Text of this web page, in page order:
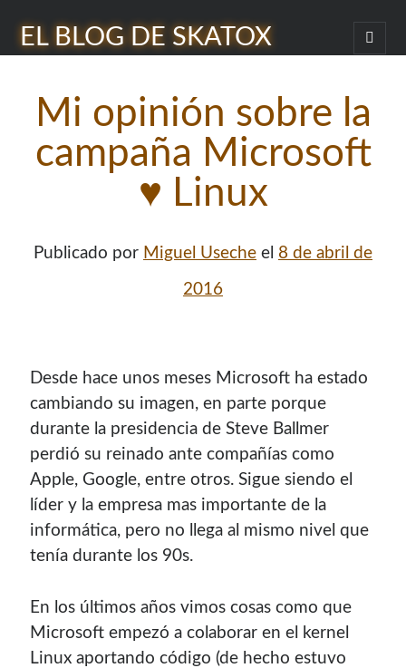
EL BLOG DE SKATOX
abrir
menú
lateral
¡Hola mi nombre es Miguel Useche!
Mi opinión sobre la
campaña Microsoft
♥ Linux
Publicado por Miguel Useche el 8 de abril de
2016
Desde hace unos meses Microsoft ha estado
cambiando su imagen, en parte porque
durante la presidencia de Steve Ballmer
perdió su reinado ante compañías como
Apple, Google, entre otros. Sigue siendo el
líder y la empresa mas importante de la
informática, pero no llega al mismo nivel que
tenía durante los 90s.
En los últimos años vimos cosas como que
Microsoft empezó a colaborar en el kernel
Linux aportando código (de hecho estuvo